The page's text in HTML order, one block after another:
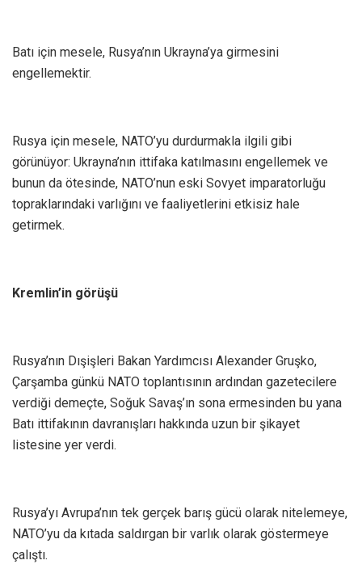
Batı için mesele, Rusya’nın Ukrayna’ya girmesini
engellemektir.
Rusya için mesele, NATO’yu durdurmakla ilgili gibi
görünüyor: Ukrayna’nın ittifaka katılmasını engellemek ve
bunun da ötesinde, NATO’nun eski Sovyet imparatorluğu
topraklarındaki varlığını ve faaliyetlerini etkisiz hale
getirmek.
Kremlin’in görüşü
Rusya’nın Dışişleri Bakan Yardımcısı Alexander Gruşko,
Çarşamba günkü NATO toplantısının ardından gazetecilere
verdiği demeçte, Soğuk Savaş’ın sona ermesinden bu yana
Batı ittifakının davranışları hakkında uzun bir şikayet
listesine yer verdi.
Rusya’yı Avrupa’nın tek gerçek barış gücü olarak nitelemeye,
NATO’yu da kıtada saldırgan bir varlık olarak göstermeye
çalıştı.